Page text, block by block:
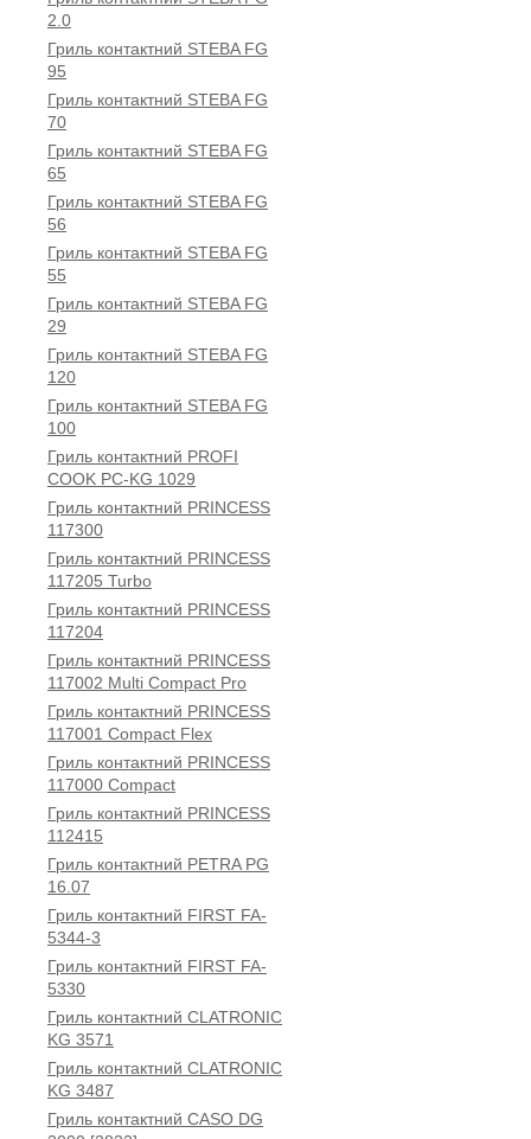
2.0
Гриль контактний STEBA FG
95
Гриль контактний STEBA FG
70
Гриль контактний STEBA FG
65
Гриль контактний STEBA FG
56
Гриль контактний STEBA FG
55
Гриль контактний STEBA FG
29
Гриль контактний STEBA FG
120
Гриль контактний STEBA FG
100
Гриль контактний PROFI
COOK PC-KG 1029
Гриль контактний PRINCESS
117300
Гриль контактний PRINCESS
117205 Turbo
Гриль контактний PRINCESS
117204
Гриль контактний PRINCESS
117002 Multi Compact Pro
Гриль контактний PRINCESS
117001 Compact Flex
Гриль контактний PRINCESS
117000 Compact
Гриль контактний PRINCESS
112415
Гриль контактний PETRA PG
16.07
Гриль контактний FIRST FA-
5344-3
Гриль контактний FIRST FA-
5330
Гриль контактний CLATRONIC
KG 3571
Гриль контактний CLATRONIC
KG 3487
Гриль контактний CASO DG